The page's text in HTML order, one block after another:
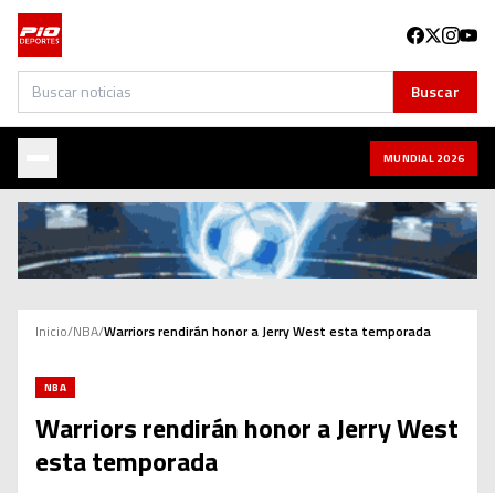
Buscar Buscar
MUNDIAL 2026
Inicio/NBA/Warriors rendirán honor a Jerry West esta temporada
NBA
Warriors rendirán honor a Jerry West
esta temporada